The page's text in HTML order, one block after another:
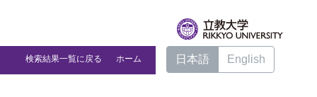
検索結果一覧に戻る ホーム 日本語 English